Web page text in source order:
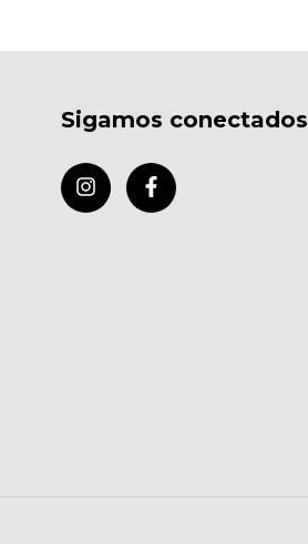
Sigamos conectados